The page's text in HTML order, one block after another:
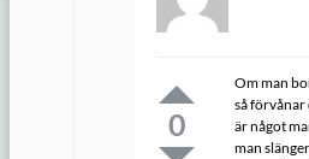
0
Om man
så förvånar
är något
man